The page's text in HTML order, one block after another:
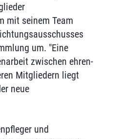
mit seinem Team
um. "Eine
zwischen ehren-
Mitgliedern liegt
neue
und